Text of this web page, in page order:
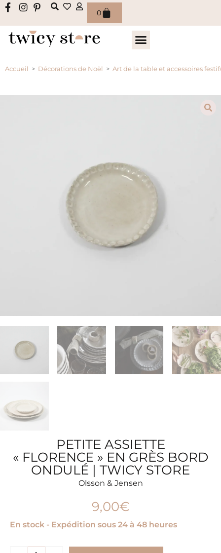
0
Accueil > Décorations de Noël > Art de la table et accessoires
PETITE ASSIETTE
« FLORENCE » EN GRÈS BORD
ONDULÉ | TWICY STORE
Olsson & Jensen
9,00€
En stock - Expédition sous 24 à 48 heures